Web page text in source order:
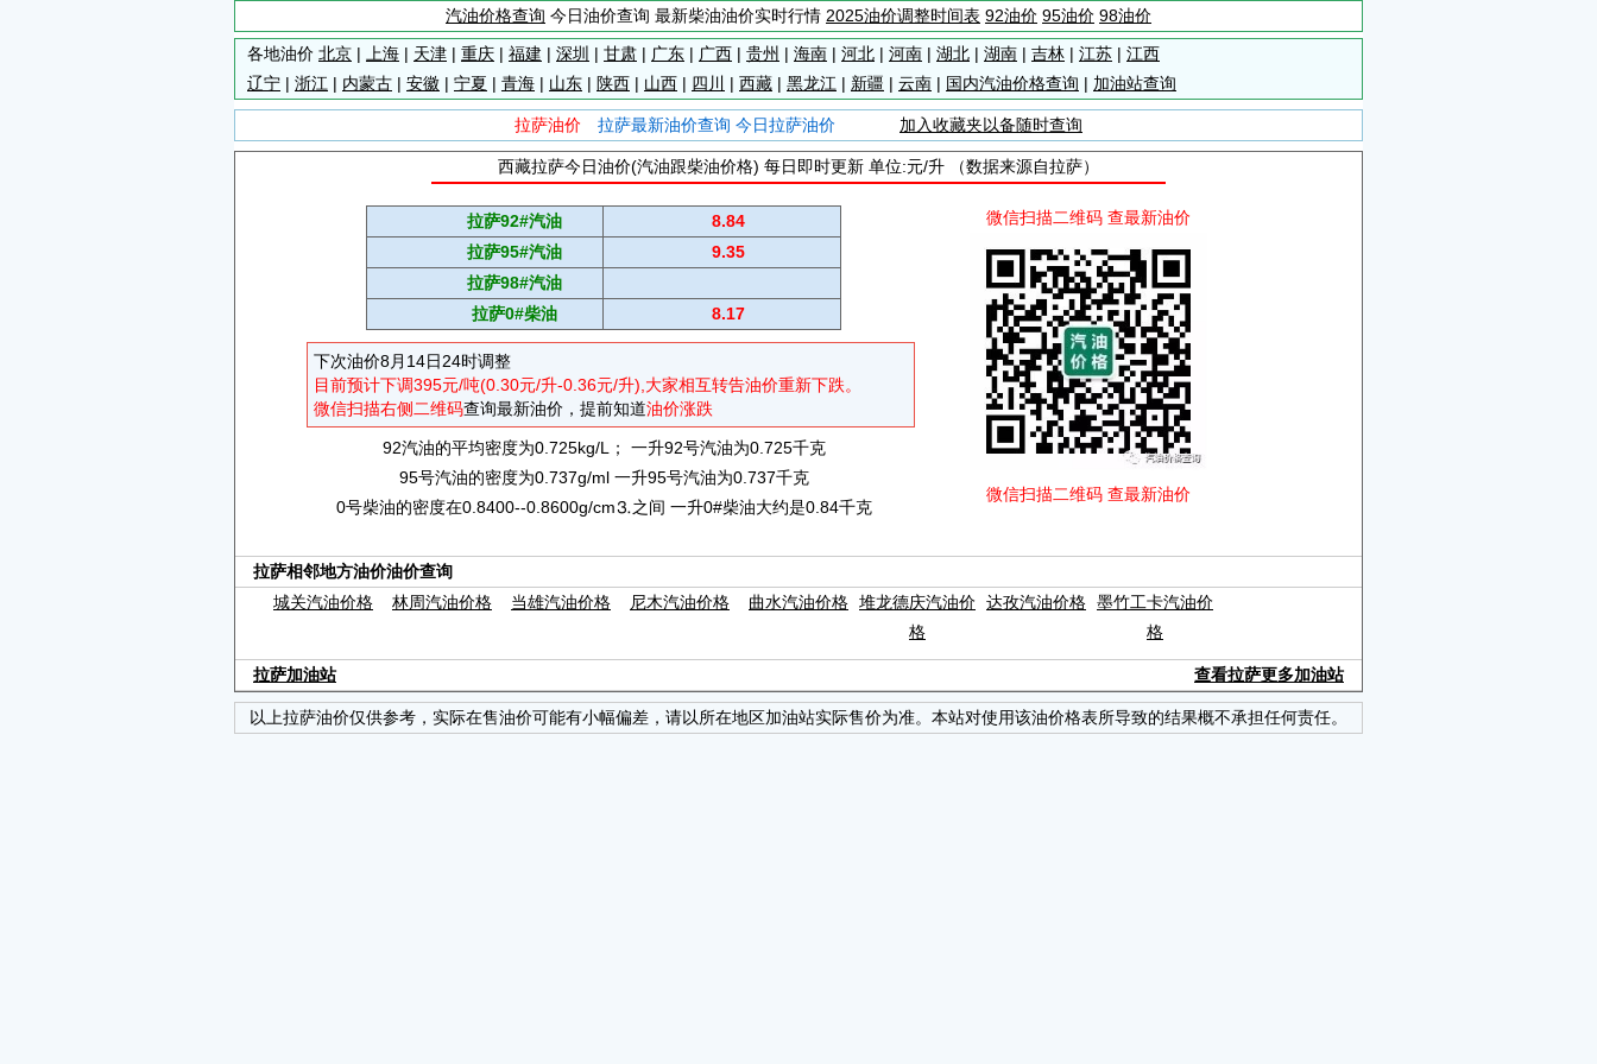
汽油价格查询 今日油价查询 最新柴油油价实时行情 2025油价调整时间表 92油价 95油价 98油价
各地油价 北京 | 上海 | 天津 | 重庆 | 福建 | 深圳 | 甘肃 | 广东 | 广西 | 贵州 | 海南 | 河北 | 河南 | 湖北 | 湖南 | 吉林 | 江苏 | 江西
辽宁 | 浙江 | 内蒙古 | 安徽 | 宁夏 | 青海 | 山东 | 陕西 | 山西 | 四川 | 西藏 | 黑龙江 | 新疆 | 云南 | 国内汽油价格查询 | 加油站查询
拉萨油价 拉萨最新油价查询 今日拉萨油价 加入收藏夹以备随时查询
西藏拉萨今日油价(汽油跟柴油价格) 每日即时更新 单位:元/升 （数据来源自拉萨）
拉萨92#汽油
8.84
拉萨95#汽油
9.35
拉萨98#汽油
拉萨0#柴油
8.17
下次油价8月14日24时调整
目前预计下调395元/吨(0.30元/升-0.36元/升),大家相互转告油价重新下跌。
微信扫描右侧二维码查询最新油价，提前知道油价涨跌
92汽油的平均密度为0.725kg/L； 一升92号汽油为0.725千克
95号汽油的密度为0.737g/ml 一升95号汽油为0.737千克
0号柴油的密度在0.8400--0.8600g/cm⒊之间 一升0#柴油大约是0.84千克
微信扫描二维码 查最新油价
微信扫描二维码 查最新油价
拉萨相邻地方油价油价查询
城关汽油价格
林周汽油价格 当雄汽油价格 尼木汽油价格 曲水汽油价格 堆龙德庆汽油价
格
达孜汽油价格 墨竹工卡汽油价
格
查看拉萨更多加油站
拉萨加油站
以上拉萨油价仅供参考，实际在售油价可能有小幅偏差，请以所在地区加油站实际售价为准。本站对使用该油价格表所导致的结果概不承担任何责任。